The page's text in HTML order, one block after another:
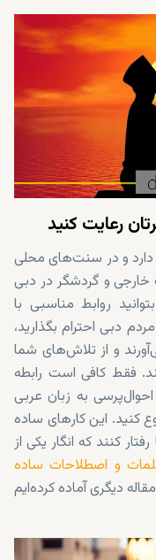
دارد و در سنت‌های محلی
و گردشگر در دبی
روابط مناسبی با
دبی احترام بگذارید،
و از تلاش‌های شما
فقط کافی است رابطه
به زبان عربی
کنید. این کارهای ساده
کنند که انگار یکی از
و اصطلاحات ساده
دیگری آماده کرده‌ایم